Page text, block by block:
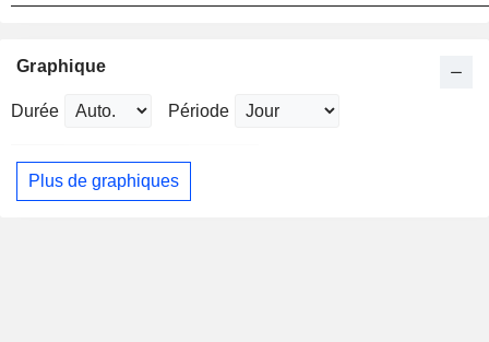
Graphique
Durée Période
Plus de graphiques